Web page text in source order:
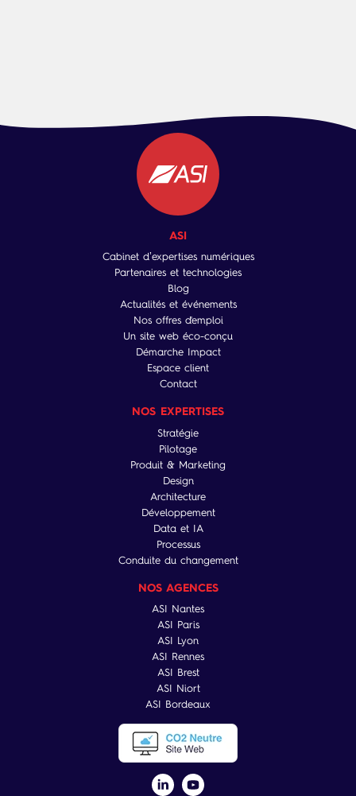
ASI
Cabinet d’expertises numériques
Partenaires et technologies
Blog
Actualités et événements
Nos offres d'emploi
Un site web éco-conçu
Démarche Impact
Espace client
Contact
NOS EXPERTISES
Stratégie
Pilotage
Produit & Marketing
Design
Architecture
Développement
Data et IA
Processus
Conduite du changement
NOS AGENCES
ASI Nantes
ASI Paris
ASI Lyon
ASI Rennes
ASI Brest
ASI Niort
ASI Bordeaux